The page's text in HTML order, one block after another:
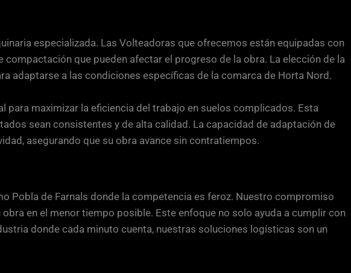
especializada. Las Volteadoras que ofrecemos están equipadas con
que pueden afectar el progreso de la obra. La elección de la
adaptarse a las condiciones específicas de la comarca de Horta Nord.
maximizar la eficiencia del trabajo en suelos complicados. Esta
sean consistentes y de alta calidad. La capacidad de adaptación de
asegurando que su obra avance sin contratiempos.
Pobla de Farnals donde la competencia es feroz. Nuestro compromiso
en el menor tiempo posible. Este enfoque no solo ayuda a cumplir con
donde cada minuto cuenta, nuestras soluciones logísticas son un